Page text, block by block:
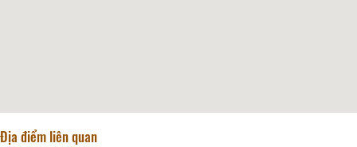
Địa điểm liên quan